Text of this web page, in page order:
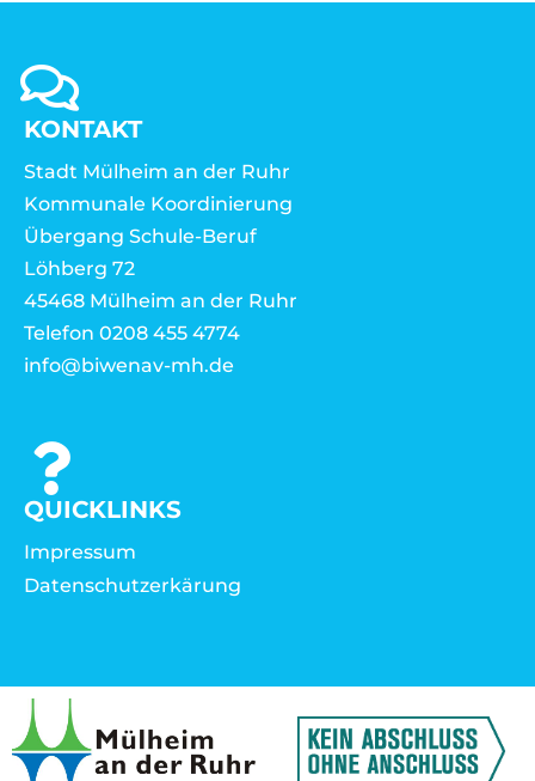
KONTAKT
Stadt Mülheim an der Ruhr
Kommunale Koordinierung
Übergang Schule-Beruf
Löhberg 72
45468 Mülheim an der Ruhr
Telefon 0208 455 4774
info@biwenav-mh.de
QUICKLINKS
Impressum
Datenschutzerkärung